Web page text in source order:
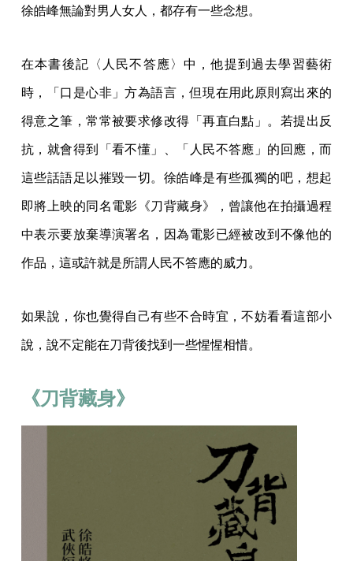
徐皓峰無論對男人女人，都存有一些念想。
在本書後記〈人民不答應〉中，他提到過去學習藝術
時，「口是心非」方為語言，但現在用此原則寫出來的
得意之筆，常常被要求修改得「再直白點」。若提出反
抗，就會得到「看不懂」、「人民不答應」的回應，而
這些話語足以摧毀一切。徐皓峰是有些孤獨的吧，想起
即將上映的同名電影《刀背藏身》，曾讓他在拍攝過程
中表示要放棄導演署名，因為電影已經被改到不像他的
作品，這或許就是所謂人民不答應的威力。
如果說，你也覺得自己有些不合時宜，不妨看看這部小
說，說不定能在刀背後找到一些惺惺相惜。
《刀背藏身》